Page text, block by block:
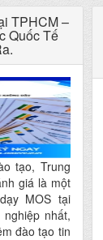
TPHCM –
Quốc Tế
tạo, Trung
giá là một
MOS tại
nhất,
đào tạo tin